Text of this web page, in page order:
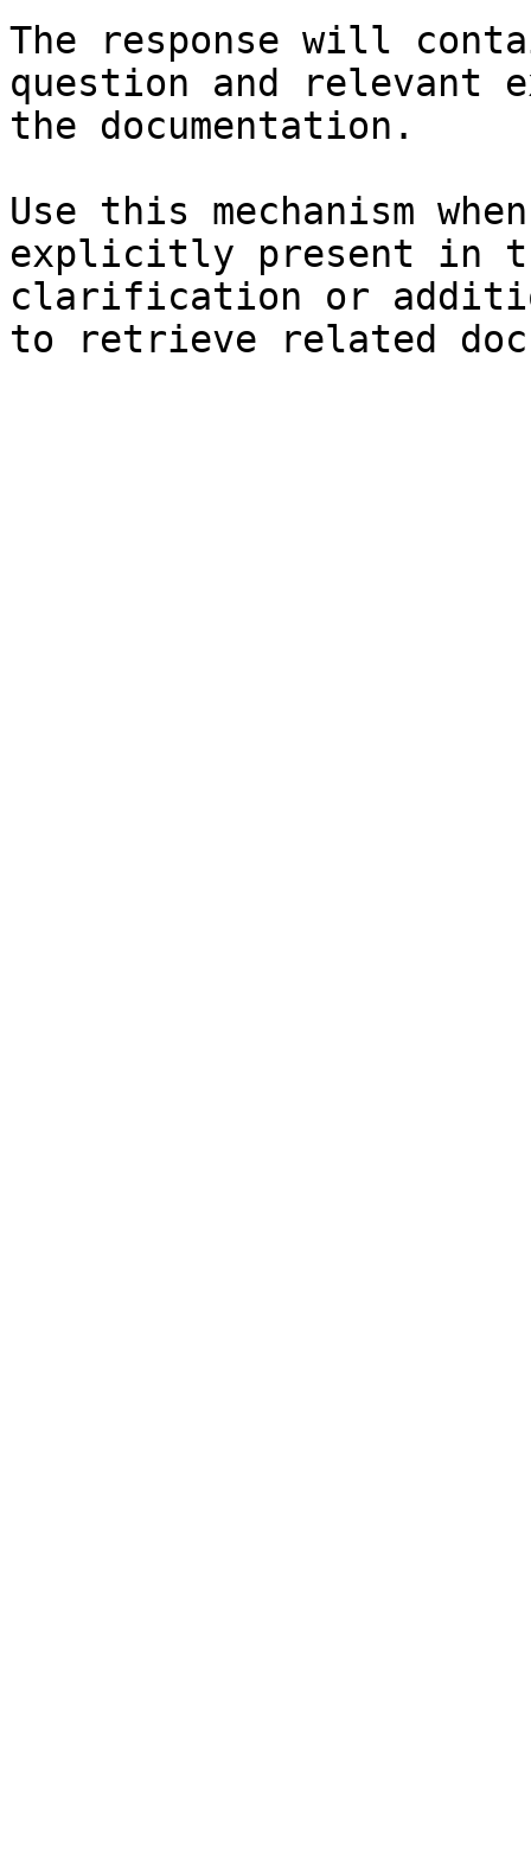
The response will
question and relevant
the documentation.
Use this mechanism
explicitly present in
clarification or